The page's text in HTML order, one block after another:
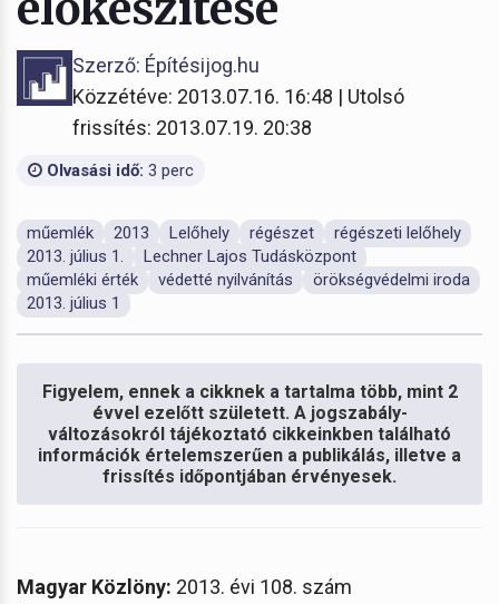
Szerző: Építésijog.hu
Közzétéve: 2013.07.16. 16:48 | Utolsó
frissítés: 2013.07.19. 20:38
Olvasási idő: 3 perc
műemlék 2013 Lelőhely régészet
régészeti lelőhely
2013. július 1.
Lechner Lajos Tudásközpont
műemléki érték
védetté nyilvánítás
örökségvédelmi iroda
2013. július 1
Figyelem, ennek a cikknek a tartalma több, mint 2
évvel ezelőtt született. A jogszabály-
változásokról tájékoztató cikkeinkben található
információk értelemszerűen a publikálás, illetve a
frissítés időpontjában érvényesek.
Magyar Közlöny: 2013. évi 108. szám